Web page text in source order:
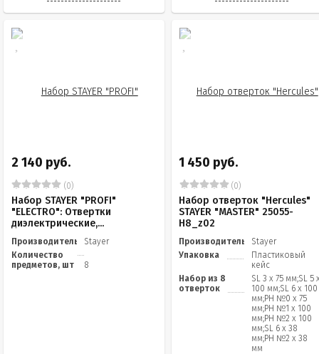
2 140 руб.
(0)
Набор STAYER "PROFI"
"ELECTRO": Отвертки
диэлектрические,...
Производитель
Stayer
Количество
предметов, шт
8
1 450 руб.
(0)
Набор отверток "Hercules"
STAYER "MASTER" 25055-
H8_z02
Производитель
Stayer
Упаковка
Пластиковый
кейс
Набор из 8
отверток
SL 3 х 75 мм;SL 5
100 мм;SL 6 х 100
мм;PH №0 х 75
мм;PH №1 х 100
мм;PH №2 х 100
мм;SL 6 х 38
мм;PH №2 х 38
мм